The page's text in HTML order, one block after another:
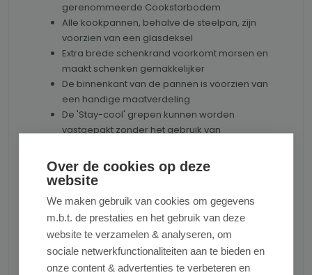
gerenommeerde Cookstarbodem
Alle kookpannen, behalve de steelpan, zijn
voorzien van een glasdeksel
Extra brede schenkrand voorkomt morsen en
maakt schenken gemakkelijker
De binnenkant van de pannen is voorzien van
een handige maatverdeling
De 'Stay-cool' grepen kunnen worden
vastgepakt zonder het gebruik van
Made in Germany, volgens de hoogste
productienormen voor een leven lang
PTFE & PFAS vrij
Productnummer:FISSLER084389050000
Over de cookies op deze
website
We maken gebruik van cookies om gegevens
m.b.t. de prestaties en het gebruik van deze
website te verzamelen & analyseren, om
sociale netwerkfunctionaliteiten aan te bieden en
onze content & advertenties te verbeteren en